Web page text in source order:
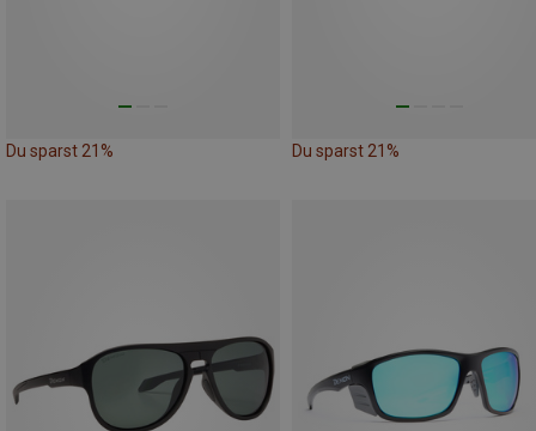
Du sparst 21% Du sparst 21%